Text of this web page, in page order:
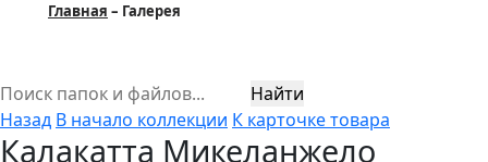
Главная Галерея
Найти
Назад В начало коллекции К карточке товара
Калакатта Микеланжело